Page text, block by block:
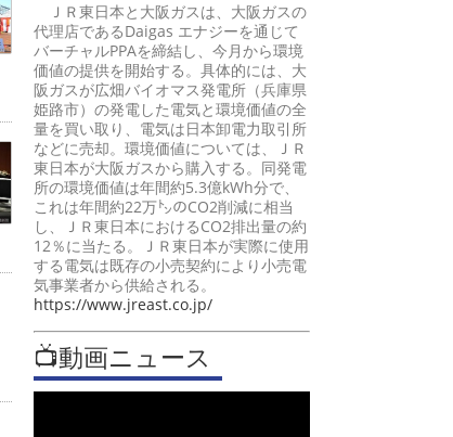
ＪＲ東日本と大阪ガスは、大阪ガスの
代理店であるDaigas エナジーを通じて
バーチャルPPAを締結し、今月から環境
価値の提供を開始する。具体的には、大
阪ガスが広畑バイオマス発電所（兵庫県
姫路市）の発電した電気と環境価値の全
量を買い取り、電気は日本卸電力取引所
などに売却。環境価値については、ＪＲ
東日本が大阪ガスから購入する。同発電
所の環境価値は年間約5.3億kWh分で、
これは年間約22万㌧のCO2削減に相当
し、ＪＲ東日本におけるCO2排出量の約
12％に当たる。ＪＲ東日本が実際に使用
する電気は既存の小売契約により小売電
気事業者から供給される。
https://www.jreast.co.jp/
📺動画ニュース